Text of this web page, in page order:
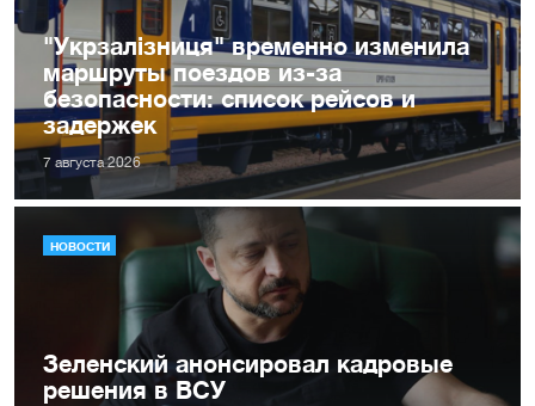
"Укрзалізниця" временно изменила
маршруты поездов из-за
безопасности: список рейсов и
задержек
7 августа 2026
НОВОСТИ
Зеленский анонсировал кадровые
решения в ВСУ